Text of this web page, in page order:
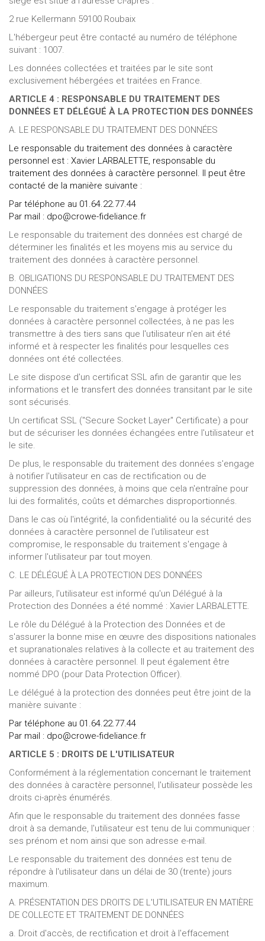
2 rue Kellermann 59100 Roubaix
L'hébergeur peut être contacté au numéro de téléphone
suivant : 1007.
Les données collectées et traitées par le site sont
exclusivement hébergées et traitées en France.
ARTICLE 4 : RESPONSABLE DU TRAITEMENT DES
DONNÉES ET DÉLÉGUÉ À LA PROTECTION DES DONNÉES
A. LE RESPONSABLE DU TRAITEMENT DES DONNÉES
Le responsable du traitement des données à caractère
personnel est : Xavier LARBALETTE, responsable du
traitement des données à caractère personnel. Il peut être
contacté de la manière suivante :
Par téléphone au 01.64.22.77.44
Par mail : dpo@crowe-fideliance.fr
Le responsable du traitement des données est chargé de
déterminer les finalités et les moyens mis au service du
traitement des données à caractère personnel.
B. OBLIGATIONS DU RESPONSABLE DU TRAITEMENT DES
DONNÉES
Le responsable du traitement s'engage à protéger les
données à caractère personnel collectées, à ne pas les
transmettre à des tiers sans que l'utilisateur n'en ait été
informé et à respecter les finalités pour lesquelles ces
données ont été collectées.
Le site dispose d'un certificat SSL afin de garantir que les
informations et le transfert des données transitant par le site
sont sécurisés.
Un certificat SSL ("Secure Socket Layer" Certificate) a pour
but de sécuriser les données échangées entre l'utilisateur et
le site.
De plus, le responsable du traitement des données s'engage
à notifier l'utilisateur en cas de rectification ou de
suppression des données, à moins que cela n'entraîne pour
lui des formalités, coûts et démarches disproportionnés.
Dans le cas où l'intégrité, la confidentialité ou la sécurité des
données à caractère personnel de l'utilisateur est
compromise, le responsable du traitement s'engage à
informer l'utilisateur par tout moyen.
C. LE DÉLÉGUÉ À LA PROTECTION DES DONNÉES
Par ailleurs, l'utilisateur est informé qu'un Délégué à la
Protection des Données a été nommé : Xavier LARBALETTE.
Le rôle du Délégué à la Protection des Données et de
s'assurer la bonne mise en œuvre des dispositions nationales
et supranationales relatives à la collecte et au traitement des
données à caractère personnel. Il peut également être
nommé DPO (pour Data Protection Officer).
Le délégué à la protection des données peut être joint de la
manière suivante :
Par téléphone au 01.64.22.77.44
Par mail : dpo@crowe-fideliance.fr
ARTICLE 5 : DROITS DE L'UTILISATEUR
Conformément à la réglementation concernant le traitement
des données à caractère personnel, l'utilisateur possède les
droits ci-après énumérés.
Afin que le responsable du traitement des données fasse
droit à sa demande, l'utilisateur est tenu de lui communiquer :
ses prénom et nom ainsi que son adresse e-mail.
Le responsable du traitement des données est tenu de
répondre à l'utilisateur dans un délai de 30 (trente) jours
maximum.
A. PRÉSENTATION DES DROITS DE L'UTILISATEUR EN MATIÈRE
DE COLLECTE ET TRAITEMENT DE DONNÉES
a. Droit d'accès, de rectification et droit à l'effacement